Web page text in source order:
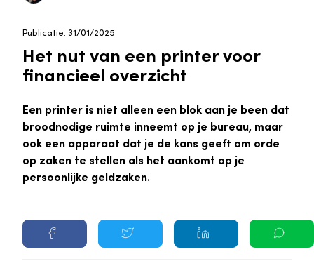
Publicatie: 31/01/2025
Het nut van een printer voor
financieel overzicht
Een printer is niet alleen een blok aan je been dat
broodnodige ruimte inneemt op je bureau, maar
ook een apparaat dat je de kans geeft om orde
op zaken te stellen als het aankomt op je
persoonlijke geldzaken.